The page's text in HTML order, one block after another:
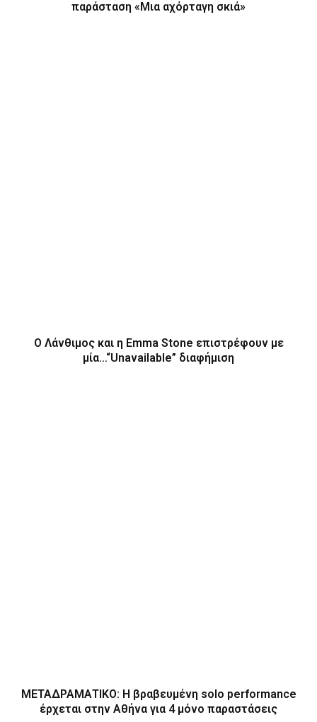
παράσταση «Μια αχόρταγη σκιά»
Ο Λάνθιμος και η Emma Stone επιστρέφουν με
μία…“Unavailable” διαφήμιση
ΜΕΤΑΔΡΑΜΑΤΙΚΟ: Η βραβευμένη solo performance
έρχεται στην Αθήνα για 4 μόνο παραστάσεις